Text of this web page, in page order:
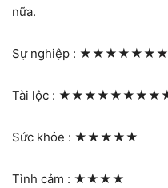
nữa.
Sự nghiệp :
Tài lộc :
Sức khỏe : ★★★★★
Tình cảm : ★★★★